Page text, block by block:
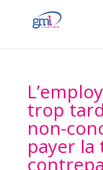
trop
non-
payer